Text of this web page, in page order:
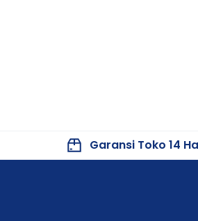
Garansi Toko 14